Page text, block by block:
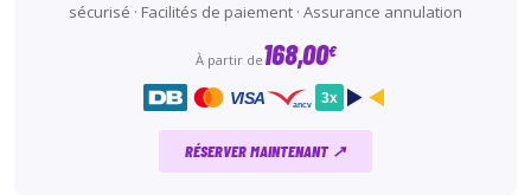
sécurisé · Facilités de paiement · Assurance annulation
À partir de168,00€
VISA ancv 3x
RÉSERVER MAINTENANT ↗